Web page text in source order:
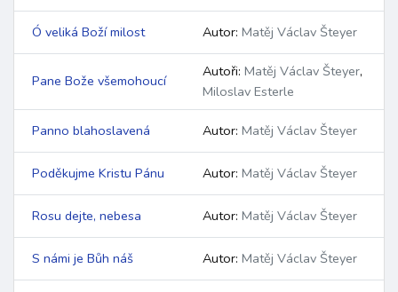
Ó veliká Boží milost Autor: Matěj Václav Šteyer
Pane Bože všemohoucí
Autoři: Matěj Václav Šteyer,
Miloslav Esterle
Panno blahoslavená Autor: Matěj Václav Šteyer
Poděkujme Kristu Pánu Autor: Matěj Václav Šteyer
Rosu dejte, nebesa Autor: Matěj Václav Šteyer
S námi je Bůh náš Autor: Matěj Václav Šteyer